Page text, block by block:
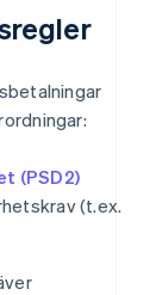
(PSD2)
(t.ex.